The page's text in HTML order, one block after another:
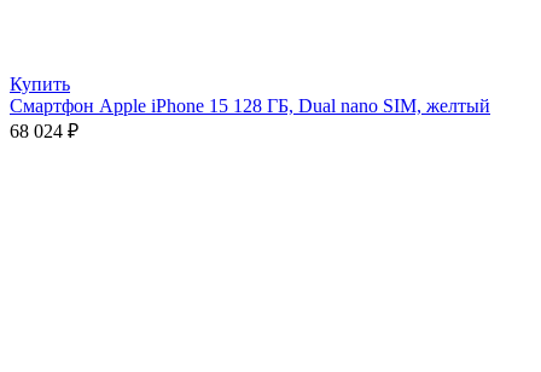
Купить
Смартфон Apple iPhone 15 128 ГБ, Dual nano SIM, желтый
68 024 ₽